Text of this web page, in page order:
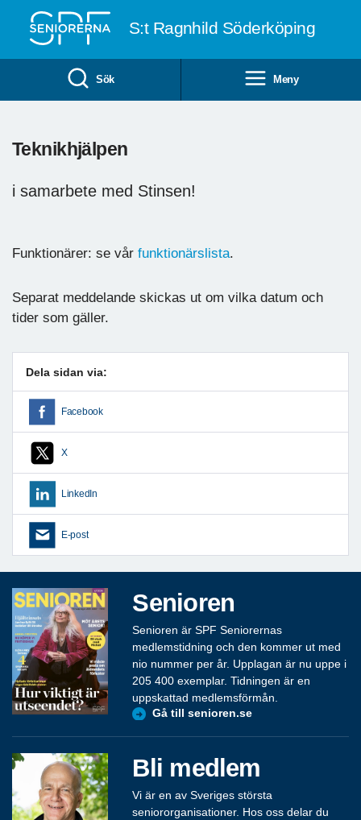
S:t Ragnhild Söderköping
Sök Meny
Teknikhjälpen
i samarbete med Stinsen!
Funktionärer: se vår funktionärslista.
Separat meddelande skickas ut om vilka datum och
tider som gäller.
Dela sidan via:
Facebook
X
LinkedIn
E-post
Senioren
Senioren är SPF Seniorernas
medlemstidning och den kommer ut med
nio nummer per år. Upplagan är nu uppe i
205 400 exemplar. Tidningen är en
uppskattad medlemsförmån.
Gå till senioren.se
Bli medlem
Vi är en av Sveriges största
seniororganisationer. Hos oss delar du